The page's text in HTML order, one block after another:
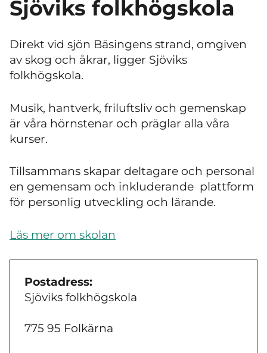
Sjöviks folkhögskola
Direkt vid sjön Bäsingens strand, omgiven
av skog och åkrar, ligger Sjöviks
folkhögskola.
Musik, hantverk, friluftsliv och gemenskap
är våra hörnstenar och präglar alla våra
kurser.
Tillsammans skapar deltagare och personal
en gemensam och inkluderande plattform
för personlig utveckling och lärande.
Läs mer om skolan
Postadress:
Sjöviks folkhögskola
775 95 Folkärna